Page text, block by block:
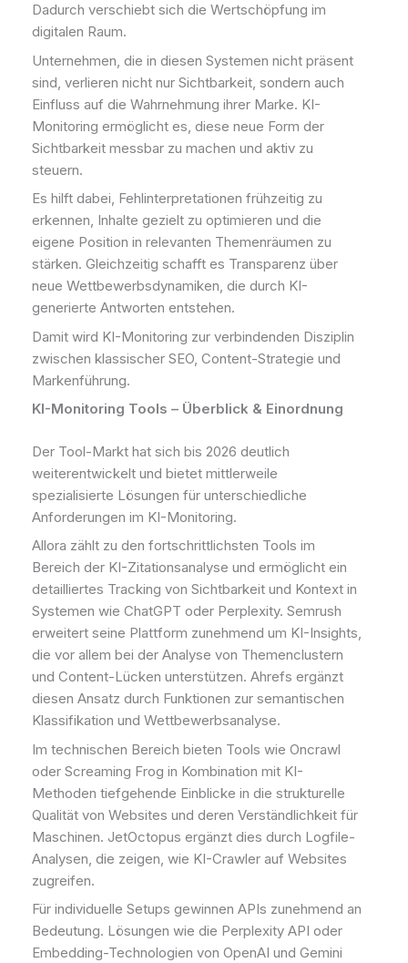
Dadurch verschiebt sich die Wertschöpfung im
digitalen Raum.
Unternehmen, die in diesen Systemen nicht präsent
sind, verlieren nicht nur Sichtbarkeit, sondern auch
Einfluss auf die Wahrnehmung ihrer Marke. KI-
Monitoring ermöglicht es, diese neue Form der
Sichtbarkeit messbar zu machen und aktiv zu
steuern.
Es hilft dabei, Fehlinterpretationen frühzeitig zu
erkennen, Inhalte gezielt zu optimieren und die
eigene Position in relevanten Themenräumen zu
stärken. Gleichzeitig schafft es Transparenz über
neue Wettbewerbsdynamiken, die durch KI-
generierte Antworten entstehen.
Damit wird KI-Monitoring zur verbindenden Disziplin
zwischen klassischer SEO, Content-Strategie und
Markenführung.
KI-Monitoring Tools – Überblick & Einordnung
Der Tool-Markt hat sich bis 2026 deutlich
weiterentwickelt und bietet mittlerweile
spezialisierte Lösungen für unterschiedliche
Anforderungen im KI-Monitoring.
Allora zählt zu den fortschrittlichsten Tools im
Bereich der KI-Zitationsanalyse und ermöglicht ein
detailliertes Tracking von Sichtbarkeit und Kontext in
Systemen wie ChatGPT oder Perplexity. Semrush
erweitert seine Plattform zunehmend um KI-Insights,
die vor allem bei der Analyse von Themenclustern
und Content-Lücken unterstützen. Ahrefs ergänzt
diesen Ansatz durch Funktionen zur semantischen
Klassifikation und Wettbewerbsanalyse.
Im technischen Bereich bieten Tools wie Oncrawl
oder Screaming Frog in Kombination mit KI-
Methoden tiefgehende Einblicke in die strukturelle
Qualität von Websites und deren Verständlichkeit für
Maschinen. JetOctopus ergänzt dies durch Logfile-
Analysen, die zeigen, wie KI-Crawler auf Websites
zugreifen.
Für individuelle Setups gewinnen APIs zunehmend an
Bedeutung. Lösungen wie die Perplexity API oder
Embedding-Technologien von OpenAI und Gemini